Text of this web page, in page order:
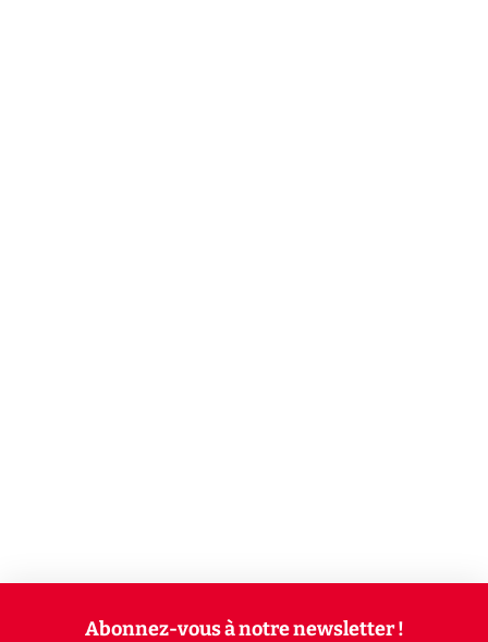
Abonnez-vous à notre newsletter !